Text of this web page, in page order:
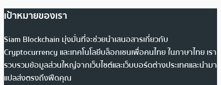
เป้าหมายของเรา
Siam Blockchain มุ่งมั่นที่จะช่วยนำเสนอสารเกี่ยวกับ
Cryptocurrency และเทคโนโลยีบล็อกเชนเพื่อคนไทย ในภาษาไทย เรา
รวบรวมข้อมูลส่วนใหญ่จากเว็บไซต์และเว็บบอร์ดต่างประเทศและนำมา
แปลส่งตรงถึงฟีดคุณ